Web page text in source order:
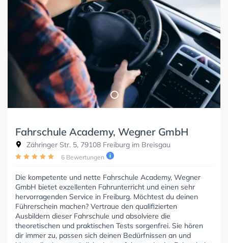
Fahrschule Academy, Wegner GmbH
Zähringer Str. 5, 79108 Freiburg im Breisgau
6 Bewertungen
Die kompetente und nette Fahrschule Academy, Wegner
GmbH bietet exzellenten Fahrunterricht und einen sehr
hervorragenden Service in Freiburg. Möchtest du deinen
Führerschein machen? Vertraue den qualifizierten
Ausbildern dieser Fahrschule und absolviere die
theoretischen und praktischen Tests sorgenfrei. Sie hören
dir immer zu, passen sich deinen Bedürfnissen an und